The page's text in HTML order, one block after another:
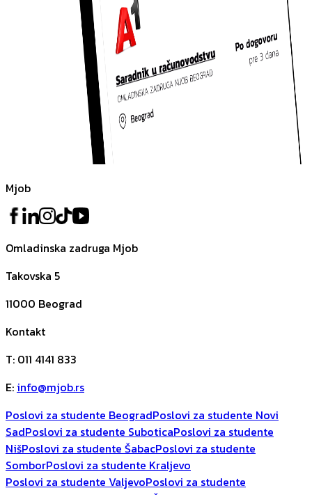
Mjob
Omladinska zadruga Mjob
Takovska 5
11000 Beograd
Kontakt
T: 011 4141 833
E: info@mjob.rs
Poslovi za studente BeogradPoslovi za studente Novi
SadPoslovi za studente SuboticaPoslovi za studente
NišPoslovi za studente ŠabacPoslovi za studente
SomborPoslovi za studente Kraljevo
Poslovi za studente ValjevoPoslovi za studente